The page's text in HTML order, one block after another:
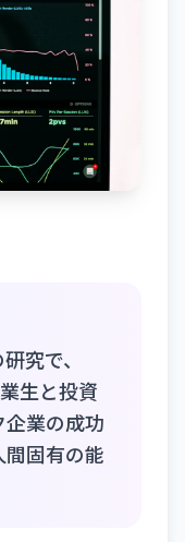
究で、
生と投資
業の成功
固有の能